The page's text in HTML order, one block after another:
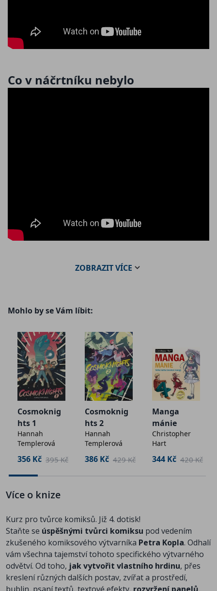
Co v náčrtníku nebylo
ZOBRAZITVÍCE
Mohlo by se Vám líbit:
Cosmoknig
hts 1
Hannah
Templerová
356 Kč 395 Kč
Cosmoknig
hts 2
Hannah
Templerová
386 Kč 429 Kč
Manga
mánie
Christopher
Hart
344 Kč 420 Kč
Více o knize
Kurz pro tvůrce komiksů. Již 4. dotisk!
Staňte se úspěšnými tvůrci komiksu pod vedením
zkušeného komiksového výtvarníka Petra Kopla. Odhalí
vám všechna tajemství tohoto specifického výtvarného
odvětví. Od toho, jak vytvořit vlastního hrdinu, přes
kreslení různých dalších postav, zvířat a prostředí,
bublin, psaní textů, textové efekty, rozvržení panelů,